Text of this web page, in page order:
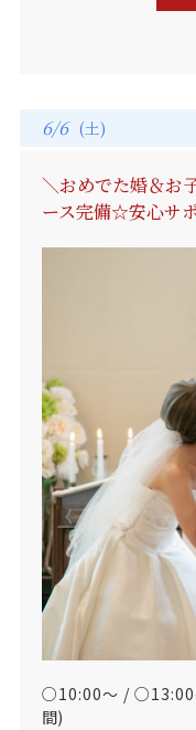
6/6 (土)
＼おめでた婚＆お
ース完備☆安心サ
○10:00～ /
間)